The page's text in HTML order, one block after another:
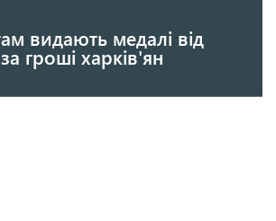
видають медалі від
гроші харків'ян